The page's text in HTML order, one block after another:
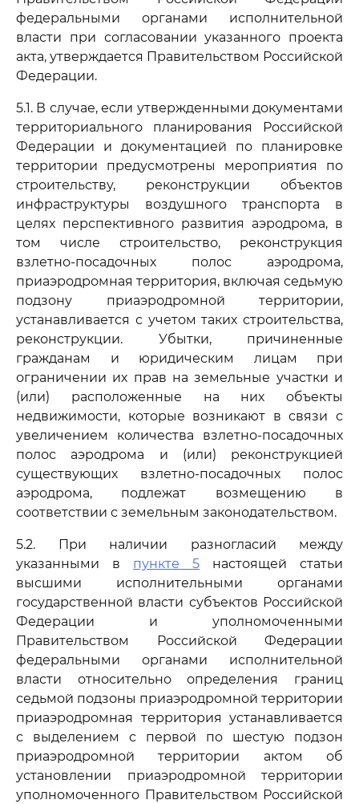
федеральными органами исполнительной
власти при согласовании указанного проекта
акта, утверждается Правительством Российской
Федерации.
5.1. В случае, если утвержденными документами
территориального планирования Российской
Федерации и документацией по планировке
территории предусмотрены мероприятия по
строительству, реконструкции объектов
инфраструктуры воздушного транспорта в
целях перспективного развития аэродрома, в
том числе строительство, реконструкция
взлетно-посадочных полос аэродрома,
приаэродромная территория, включая седьмую
подзону приаэродромной территории,
устанавливается с учетом таких строительства,
реконструкции. Убытки, причиненные
гражданам и юридическим лицам при
ограничении их прав на земельные участки и
(или) расположенные на них объекты
недвижимости, которые возникают в связи с
увеличением количества взлетно-посадочных
полос аэродрома и (или) реконструкцией
существующих взлетно-посадочных полос
аэродрома, подлежат возмещению в
соответствии с земельным законодательством.
5.2. При наличии разногласий между
указанными в пункте 5 настоящей статьи
высшими исполнительными органами
государственной власти субъектов Российской
Федерации и уполномоченными
Правительством Российской Федерации
федеральными органами исполнительной
власти относительно определения границ
седьмой подзоны приаэродромной территории
приаэродромная территория устанавливается
с выделением с первой по шестую подзон
приаэродромной территории актом об
установлении приаэродромной территории
уполномоченного Правительством Российской